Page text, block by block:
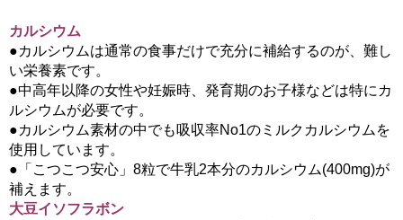
カルシウム
●カルシウムは通常の食事だけで充分に補給するのが、難し
い栄養素です。
●中高年以降の女性や妊娠時、発育期のお子様などは特にカ
ルシウムが必要です。
●カルシウム素材の中でも吸収率No1のミルクカルシウムを
使用しています。
●「こつこつ安心」8粒で牛乳2本分のカルシウム(400mg)が
補えます。
大豆イソフラボン